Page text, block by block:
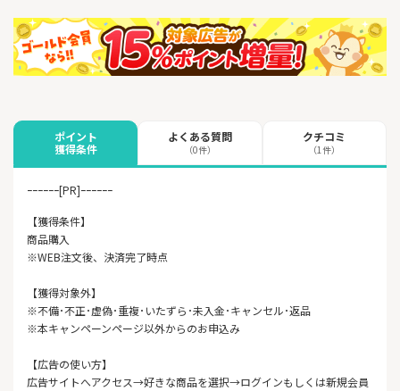
ポイント
獲得条件
よくある質問
（0件）
クチコミ
（1件）
ｰｰｰｰｰｰ[PR]ｰｰｰｰｰｰ
【獲得条件】
商品購入
※WEB注文後、決済完了時点
【獲得対象外】
※不備･不正･虚偽･重複･いたずら･未入金･キャンセル･返品
※本キャンペーンページ以外からのお申込み
【広告の使い方】
広告サイトへアクセス→好きな商品を選択→ログインもしくは新規会員